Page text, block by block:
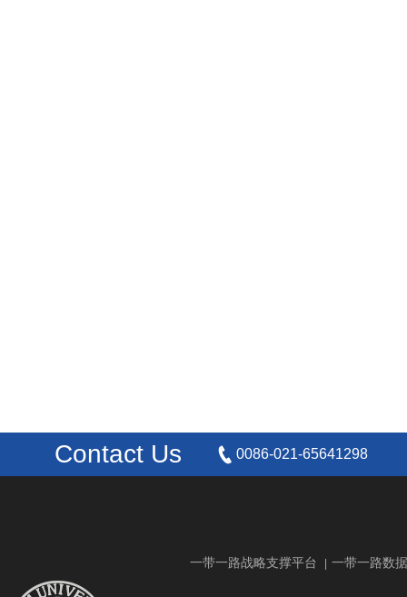
Contact Us 0086-021-65641298
一带一路战略支撑平台 一带一路数